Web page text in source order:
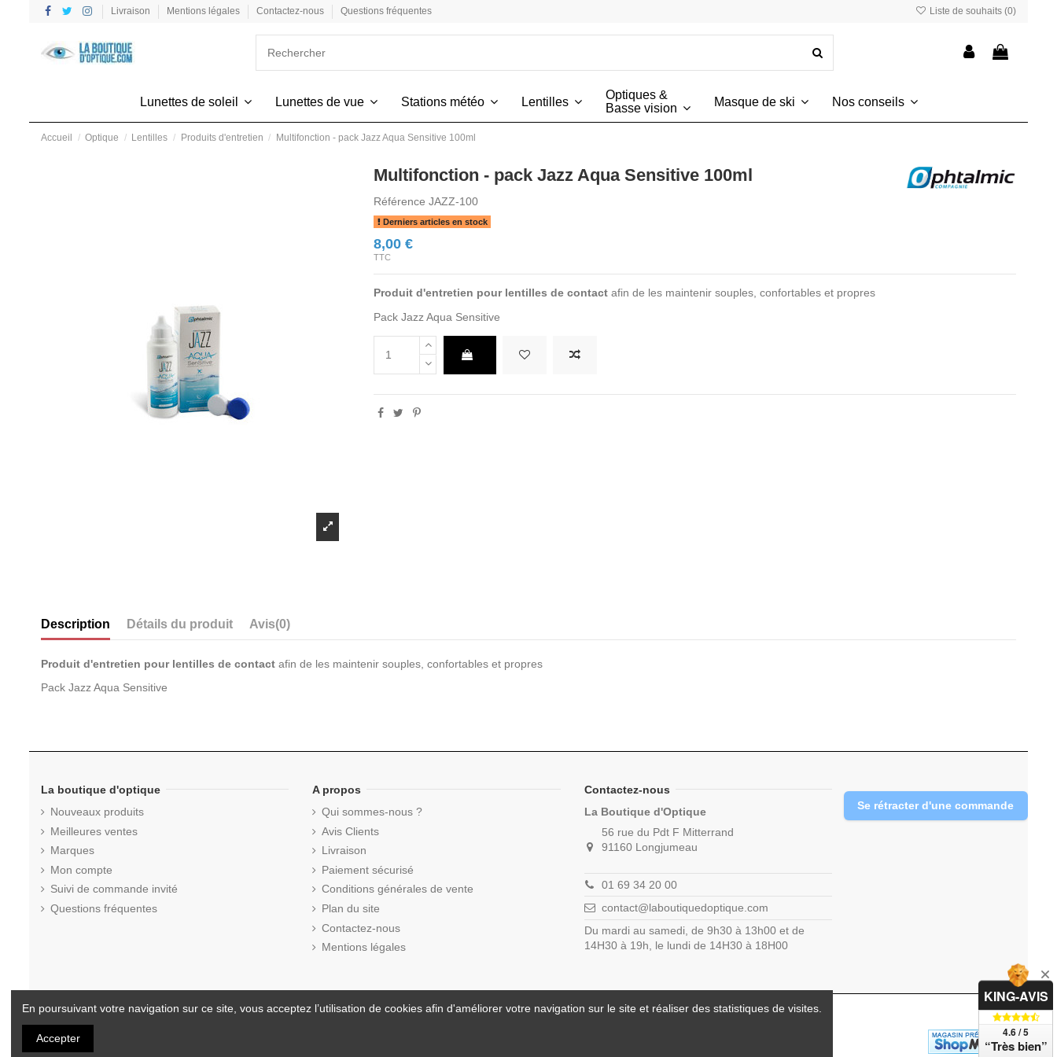
Livraison Mentions légales Contactez-nous Questions fréquentes Liste de souhaits (0)
Lunettes de soleil Lunettes de vue Stations météo Lentilles
Optiques &
Basse vision
Masque de ski Nos conseils
Accueil Optique Lentilles Produits d'entretien Multifonction - pack Jazz Aqua Sensitive 100ml
Multifonction - pack Jazz Aqua Sensitive 100ml
Référence JAZZ-100
Derniers articles en stock
8,00 €
TTC
Produit d'entretien pour lentilles de contact afin de les maintenir souples, confortables et propres
Pack Jazz Aqua Sensitive
Description Détails du produit Avis(0)
Produit d'entretien pour lentilles de contact afin de les maintenir souples, confortables et propres
Pack Jazz Aqua Sensitive
La boutique d'optique
Nouveaux produits
Meilleures ventes
Marques
Mon compte
Suivi de commande invité
Questions fréquentes
A propos
Qui sommes-nous ?
Avis Clients
Livraison
Paiement sécurisé
Conditions générales de vente
Plan du site
Contactez-nous
Mentions légales
Contactez-nous
La Boutique d'Optique
56 rue du Pdt F Mitterrand
91160 Longjumeau
01 69 34 20 00
contact@laboutiquedoptique.com
Du mardi au samedi, de 9h30 à 13h00 et de
14H30 à 19h, le lundi de 14H30 à 18H00
Se rétracter d'une commande
© 2025 La Boutique d'Optique.com - Tous droits réservés.
En poursuivant votre navigation sur ce site, vous acceptez l’utilisation de cookies afin d'améliorer votre navigation sur le site et réaliser des statistiques de visites.
Accepter
KING-AVIS
4.6 / 5
“Très bien”